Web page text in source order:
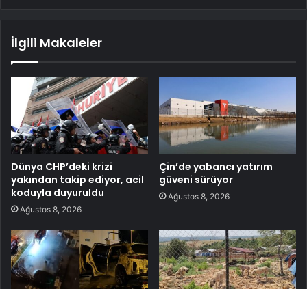
İlgili Makaleler
Dünya CHP’deki krizi
yakından takip ediyor, acil
koduyla duyuruldu
Ağustos 8, 2026
Çin’de yabancı yatırım
güveni sürüyor
Ağustos 8, 2026